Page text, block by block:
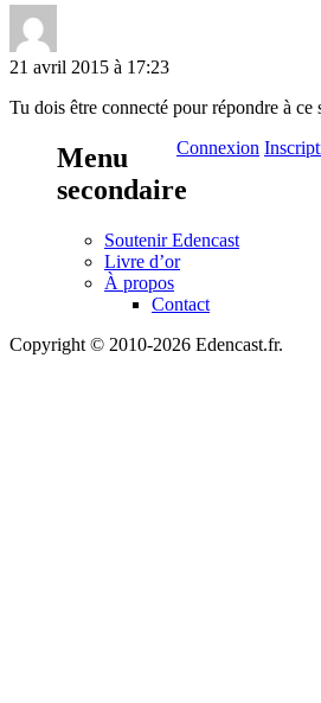
21 avril 2015 à 17:23
Tu dois être connecté pour répondre à ce
Connexion
Menu
secondaire
Soutenir Edencast
Livre d’or
À propos
Contact
Copyright © 2010-2026 Edencast.fr.